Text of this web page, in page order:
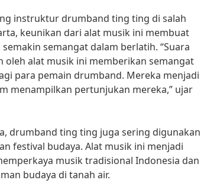
instruktur drumband ting ting di salah
keunikan dari alat musik ini membuat
semangat dalam berlatih. “Suara
oleh alat musik ini memberikan semangat
para pemain drumband. Mereka menjadi
menampilkan pertunjukan mereka,” ujar
drumband ting ting juga sering digunakan
festival budaya. Alat musik ini menjadi
musik tradisional Indonesia dan
budaya di tanah air.